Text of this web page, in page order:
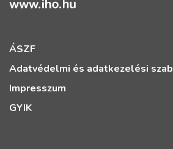
ÁSZF
Adatvédelmi és adatkezelési
Impresszum
GYIK